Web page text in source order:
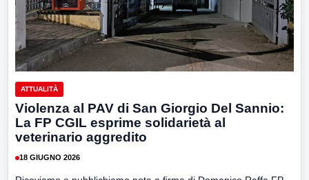
ATTUALITÀ
Violenza al PAV di San Giorgio Del Sannio:
La FP CGIL esprime solidarietà al
veterinario aggredito
18 GIUGNO 2026